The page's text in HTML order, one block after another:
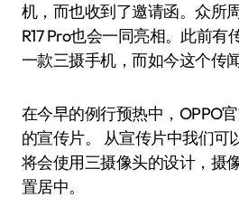
机，而也收到了邀请函。众所
R17 Pro也会一同亮相。此前有
一款三摄手机，而如今这个传
在今早的例行预热中，OPPO
的宣传片。 从宣传片中我们可
将会使用三摄像头的设计，摄
置居中。